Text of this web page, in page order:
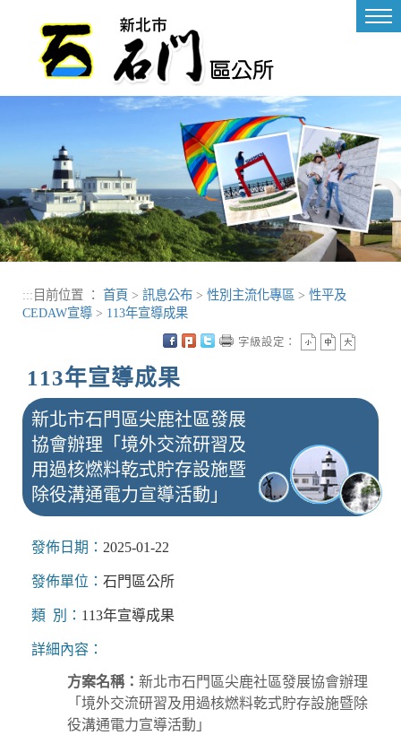
::: 目前位置 ： 首頁 > 訊息公布 > 性別主流化專區 > 性平及
CEDAW宣導 > 113年宣導成果
113年宣導成果
字級設定：
新北市石門區尖鹿社區發展
協會辦理「境外交流研習及
用過核燃料乾式貯存設施暨
除役溝通電力宣導活動」
發佈日期： 2025-01-22
發佈單位： 石門區公所
類 別： 113年宣導成果
詳細內容：
方案名稱： 新北市石門區尖鹿社區發展協會辦理
「境外交流研習及用過核燃料乾式貯存設施暨除
役溝通電力宣導活動」